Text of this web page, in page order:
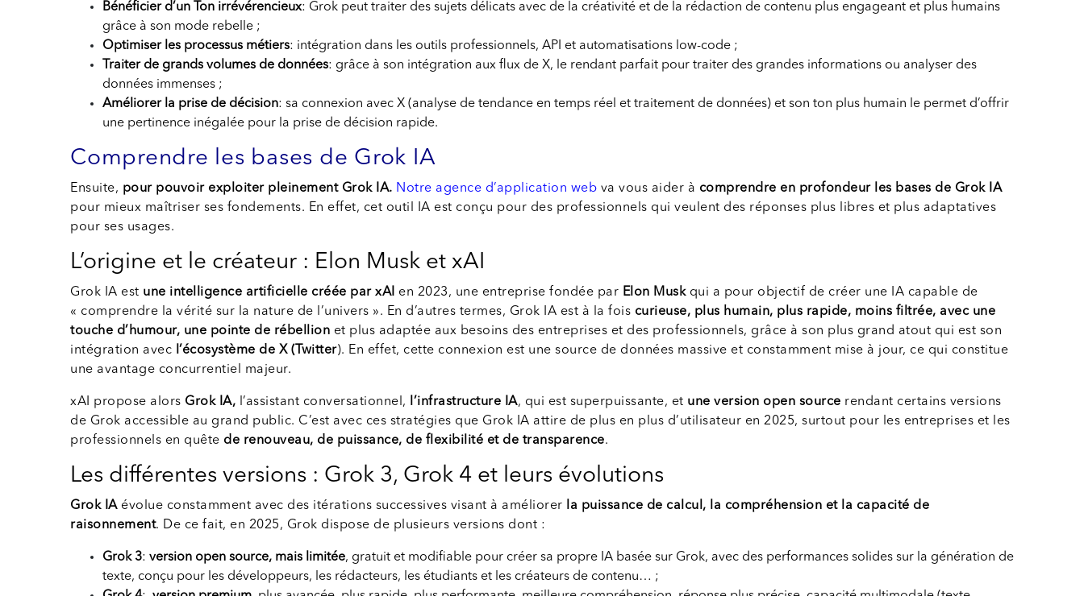
Bénéficier d’un Ton irrévérencieux: Grok peut traiter des sujets délicats avec de la créativité et de la rédaction de contenu plus engageant et plus humains
grâce à son mode rebelle ;
Optimiser les processus métiers: intégration dans les outils professionnels, API et automatisations low-code ;
Traiter de grands volumes de données: grâce à son intégration aux flux de X, le rendant parfait pour traiter des grandes informations ou analyser des
données immenses ;
Améliorer la prise de décision: sa connexion avec X (analyse de tendance en temps réel et traitement de données) et son ton plus humain le permet d’offrir
une pertinence inégalée pour la prise de décision rapide.
Comprendre les bases de Grok IA
Ensuite, pour pouvoir exploiter pleinement Grok IA. Notre agence d’application web va vous aider à comprendre en profondeur les bases de Grok IA
pour mieux maîtriser ses fondements. En effet, cet outil IA est conçu pour des professionnels qui veulent des réponses plus libres et plus adaptatives
pour ses usages.
L’origine et le créateur : Elon Musk et xAI
Grok IA est une intelligence artificielle créée par xAI en 2023, une entreprise fondée par Elon Muskqui a pour objectif de créer une IA capable de
« comprendre la vérité sur la nature de l’univers ». En d’autres termes, Grok IA est à la fois curieuse, plus humain, plus rapide, moins filtrée, avec une
touche d’humour, une pointe de rébellion et plus adaptée aux besoins des entreprises et des professionnels, grâce à son plus grand atout qui est son
intégration avec l’écosystème de X (Twitter). En effet, cette connexion est une source de données massive et constamment mise à jour, ce qui constitue
une avantage concurrentiel majeur.
xAI propose alors Grok IA, l’assistant conversationnel, l’infrastructure IA, qui est superpuissante, et une version open source rendant certains versions
de Grok accessible au grand public. C’est avec ces stratégies que Grok IA attire de plus en plus d’utilisateur en 2025, surtout pour les entreprises et les
professionnels en quête de renouveau, de puissance, de flexibilité et de transparence.
Les différentes versions : Grok 3, Grok 4 et leurs évolutions
Grok IAévolue constamment avec des itérations successives visant à améliorer
la puissance de calcul, la compréhension et la capacité de
raisonnement. De ce fait, en 2025, Grok dispose de plusieurs versions dont :
Grok 3: version open source, mais limitée, gratuit et modifiable pour créer sa propre IA basée sur Grok, avec des performances solides sur la génération de
texte, conçu pour les développeurs, les rédacteurs, les étudiants et les créateurs de contenu… ;